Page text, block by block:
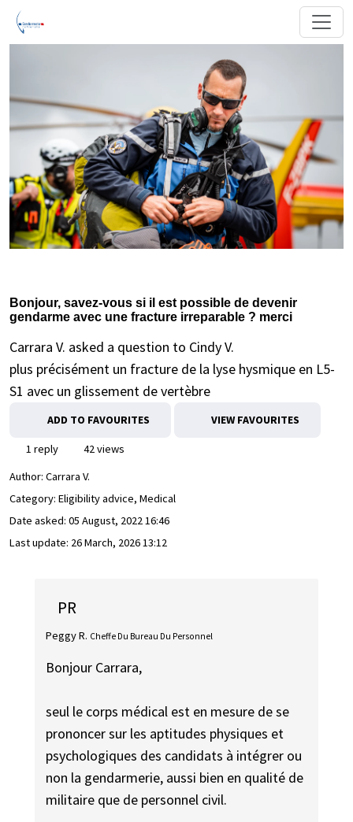
Bonjour, savez-vous si il est possible de devenir
gendarme avec une fracture irreparable ? merci
Carrara V. asked a question to Cindy V.
plus précisément un fracture de la lyse hysmique en L5-
S1 avec un glissement de vertèbre
ADD TO FAVOURITES VIEW FAVOURITES
1 reply
42 views
Author: Carrara V.
Category: Eligibility advice, Medical
Date asked: 05 August, 2022 16:46
Last update: 26 March, 2026 13:12
PR
Peggy R. Cheffe Du Bureau Du Personnel
Bonjour Carrara,
seul le corps médical est en mesure de se
prononcer sur les aptitudes physiques et
psychologiques des candidats à intégrer ou
non la gendarmerie, aussi bien en qualité de
militaire que de personnel civil.